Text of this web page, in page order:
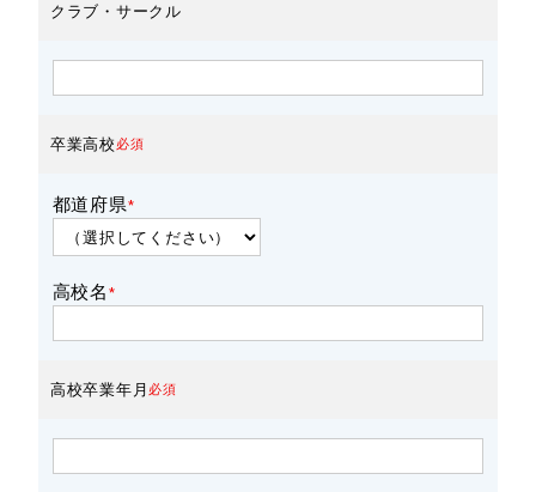
クラブ・サークル
卒業高校 必須
都道府県*
高校名*
高校卒業年月 必須